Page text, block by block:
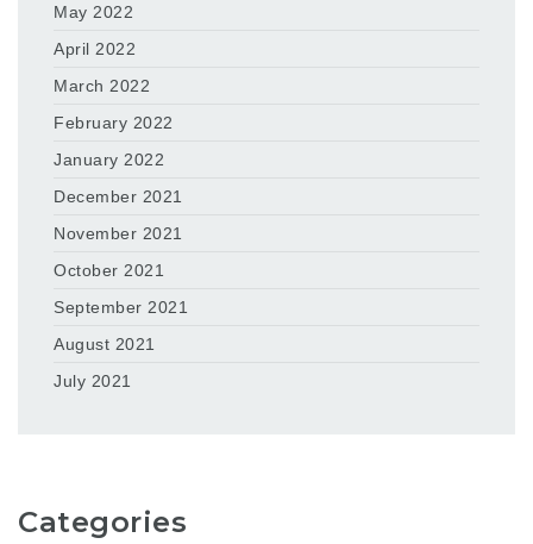
May 2022
April 2022
March 2022
February 2022
January 2022
December 2021
November 2021
October 2021
September 2021
August 2021
July 2021
Categories